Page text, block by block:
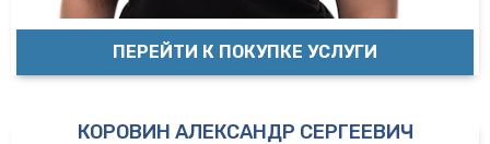
ПЕРЕЙТИ К ПОКУПКЕ УСЛУГИ
КОРОВИН АЛЕКСАНДР СЕРГЕЕВИЧ